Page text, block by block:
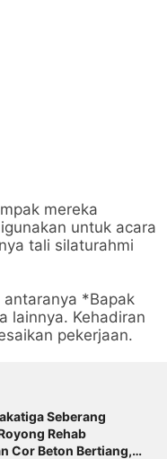
mereka
untuk acara
tali silaturahmi
*Bapak
lainnya. Kehadiran
pekerjaan.
Seberang
Rehab
Cor Beton Bertiang,